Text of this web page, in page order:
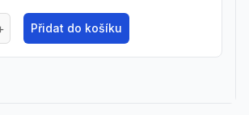
Přidat do košíku